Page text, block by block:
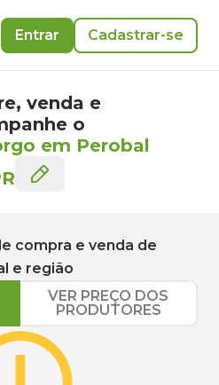
Entrar Cadastrar-se
venda e
o
em Perobal
compra e venda de
e região
VER PREÇO DOS
PRODUTORES